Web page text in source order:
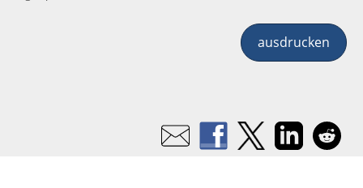
ausdrucken